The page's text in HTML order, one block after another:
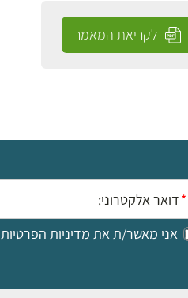
לקריאת המאמר
אני מאשר/ת את מדיניות הפרטיות